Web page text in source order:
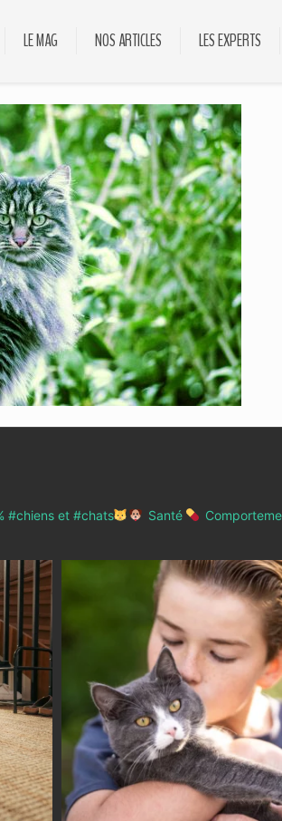
LE MAG NOS ARTICLES LES EXPERTS
#chiens et #chats Santé